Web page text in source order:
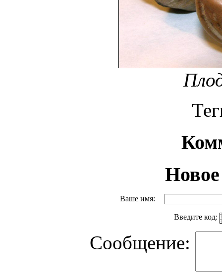
Ваше имя:
Введите код:
Сообщение: